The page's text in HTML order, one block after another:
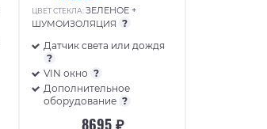
ЦВЕТ СТЕКЛА:ЗЕЛЕНОЕ +
ШУМОИЗОЛЯЦИЯ ?
Датчик света или дождя
?
VIN окно ?
Дополнительное
оборудование ?
8695 ₽